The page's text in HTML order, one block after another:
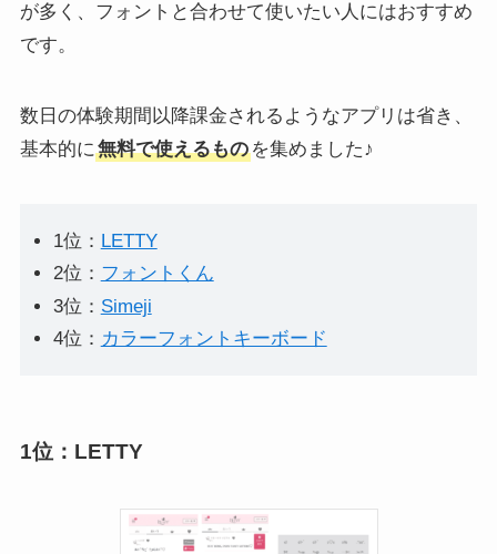
X(Twitter)で通報すると相手
が多く、フォントと合わせて使いたい人にはおすすめ
です。
数日の体験期間以降課金されるようなアプリは省き、
基本的に無料で使えるものを集めました♪
1位： LETTY
2位： フォントくん
3位： Simeji
4位： カラーフォントキーボード
1位：LETTY